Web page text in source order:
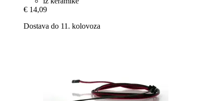
€ 14,09
Dostava do 11. kolovoza